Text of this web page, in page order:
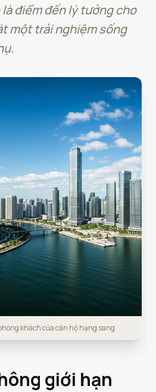
điểm đến lý tưởng cho
một trải nghiệm sống
khách của căn hộ hạng sang
giới hạn